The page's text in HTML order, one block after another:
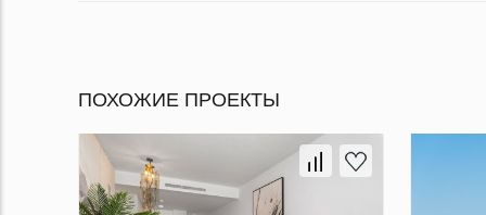
ПОХОЖИЕ ПРОЕКТЫ